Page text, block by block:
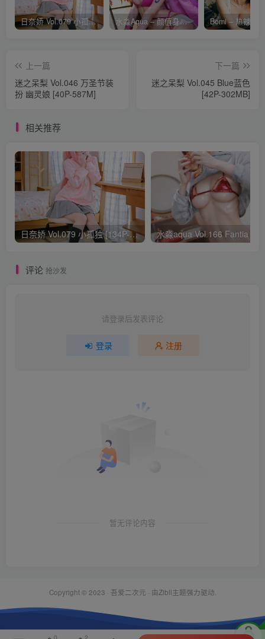
日奈娇 Vol.079 小孤独 [134P-1.84GB] 水淼Aqua – 颜值身材双在线 火爆日本 Cos写真作品合集
上一篇
迷之呆梨 Vol.046 万圣节装
扮 幽灵娘 [40P-587M]
下一篇
迷之呆梨 Vol.045 Blue蓝色
[42P-302MB]
相关推荐
日奈娇 Vol.079 小孤独 [134P-1.84GB]
评论 抢沙发
请登录后发表评论
登录 注册
暂无评论内容
Copyright © 2023 · 吾爱二次元 · 由Zibll主题强力驱动.